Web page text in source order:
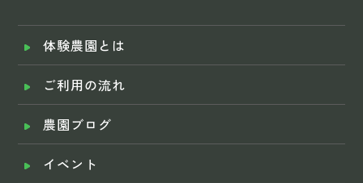
体験農園とは
ご利用の流れ
農園ブログ
イベント